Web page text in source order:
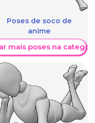
Poses de soco de
anime
mais poses na